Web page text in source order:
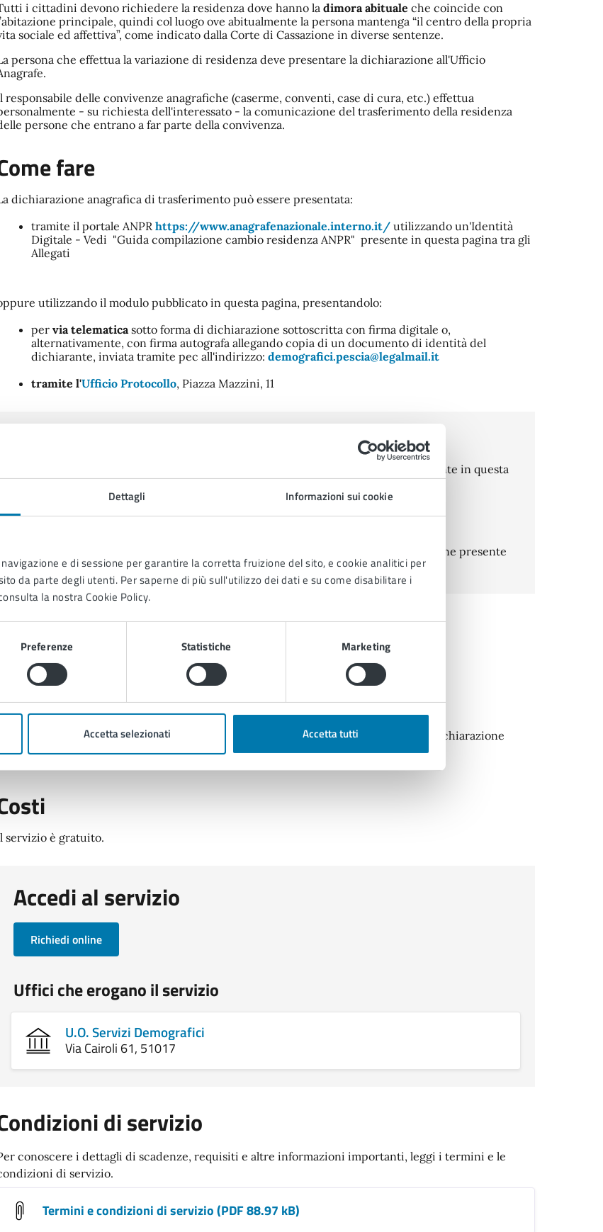
Dettagli Informazioni sui cookie
e di sessione per garantire la corretta fruizione del sito, e cookie analitici per
da parte degli utenti. Per saperne di più sull'utilizzo dei dati e su come disabilitare i
la nostra Cookie Policy.
Preferenze Statistiche Marketing
Accetta selezionati Accetta tutti
i cittadini devono richiedere la residenza dove hanno la dimora abituale che coincide con
principale, quindi col luogo ove abitualmente la persona mantenga “il centro della propria
sociale ed affettiva”, come indicato dalla Corte di Cassazione in diverse sentenze.
persona che effettua la variazione di residenza deve presentare la dichiarazione all'Ufficio
responsabile delle convivenze anagrafiche (caserme, conventi, case di cura, etc.) effettua
- su richiesta dell'interessato - la comunicazione del trasferimento della residenza
persone che entrano a far parte della convivenza.
fare
dichiarazione anagrafica di trasferimento può essere presentata:
tramite il portale ANPR https://www.anagrafenazionale.interno.it/utilizzando un'Identità
Digitale - Vedi "Guida compilazione cambio residenza ANPR" presente in questa pagina tra gli
Allegati
utilizzando il modulo pubblicato in questa pagina, presentandolo:
per via telematicasotto forma di dichiarazione sottoscritta con firma digitale o,
alternativamente, con firma autografa allegando copia di un documento di identità del
dichiarante, inviata tramite pec all'indirizzo: demografici.pescia@legalmail.it
tramite l'Ufficio Protocollo, Piazza Mazzini, 11
In caso di presentazione della variazione di residenza tramite la modulistica presente in questa
pagina nella sezione Allegati:
Per i cittadini italiani, comunitari, extracomunitari seguire la documentazione presente
nella sezione Allegati di questa pagina.
si ottiene
L’iscrizione anagrafica presso l’indirizzo dichiarato.
e scadenze
L'iscrizione anagrafica è effettiva entro 2 giorni lavorativi, fatti salvi i controlli sulla dichiarazione
entro i successivi 45 giorni
servizio è gratuito.
Accedi al servizio
Richiedi online
Uffici che erogano il servizio
U.O. Servizi Demografici
Via Cairoli 61, 51017
di servizio
conoscere i dettagli di scadenze, requisiti e altre informazioni importanti, leggi i termini e le
di servizio.
Termini e condizioni di servizio (PDF 88.97 kB)